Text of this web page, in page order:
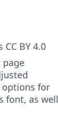
BY 4.0
options for
font, as well